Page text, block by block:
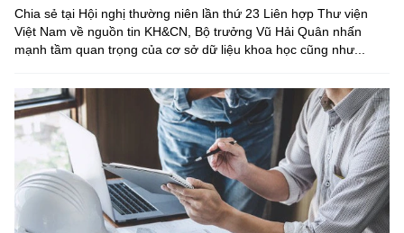
Chia sẻ tại Hội nghị thường niên lần thứ 23 Liên hợp Thư viện
Việt Nam về nguồn tin KH&CN, Bộ trưởng Vũ Hải Quân nhấn
mạnh tầm quan trọng của cơ sở dữ liệu khoa học cũng như...